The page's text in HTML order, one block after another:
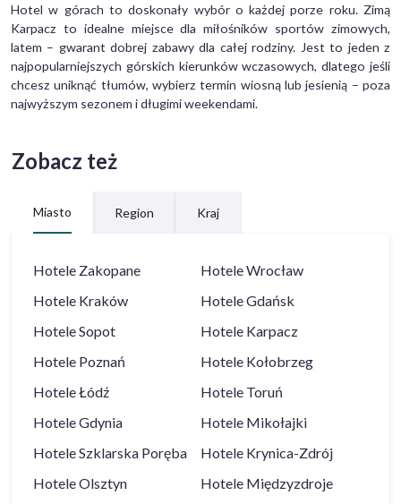
Hotel w górach to doskonały wybór o każdej porze roku. Zimą
Karpacz to idealne miejsce dla miłośników sportów zimowych,
latem – gwarant dobrej zabawy dla całej rodziny. Jest to jeden z
najpopularniejszych górskich kierunków wczasowych, dlatego jeśli
chcesz uniknąć tłumów, wybierz termin wiosną lub jesienią – poza
najwyższym sezonem i długimi weekendami.
Zobacz też
Miasto Region Kraj
Hotele Zakopane HoteleWrocław
Hotele Kraków HoteleGdańsk
HoteleSopot Hotele Karpacz
Hotele Poznań Hotele Kołobrzeg
HoteleŁódź Hotele Toruń
HoteleGdynia Hotele Mikołajki
HoteleSzklarska Poręba Hotele Krynica-Zdrój
HoteleOlsztyn Hotele Międzyzdroje